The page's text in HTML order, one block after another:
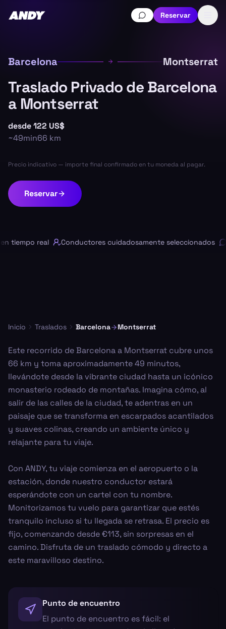
Reservar
Barcelona Montserrat
Traslado Privado de Barcelona
a Montserrat
desde122 US$
~49min66 km
Precio indicativo — importe final confirmado en tu moneda al pagar.
Reservar
tiempo real Conductores cuidadosamente seleccionados
Inicio Traslados Barcelona Montserrat
Este recorrido de Barcelona a Montserrat cubre unos
66 km y toma aproximadamente 49 minutos,
llevándote desde la vibrante ciudad hasta un icónico
monasterio rodeado de montañas. Imagina cómo, al
salir de las calles de la ciudad, te adentras en un
paisaje que se transforma en escarpados acantilados
y suaves colinas, creando un ambiente único y
relajante para tu viaje.
Con ANDY, tu viaje comienza en el aeropuerto o la
estación, donde nuestro conductor estará
esperándote con un cartel con tu nombre.
Monitorizamos tu vuelo para garantizar que estés
tranquilo incluso si tu llegada se retrasa. El precio es
fijo, comenzando desde €113, sin sorpresas en el
camino. Disfruta de un traslado cómodo y directo a
este maravilloso destino.
Punto de encuentro
El punto de encuentro es fácil: el